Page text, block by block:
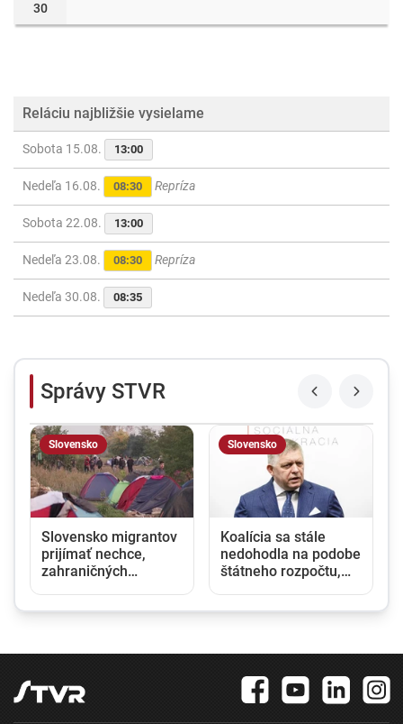
30
Reláciu najbližšie vysielame
Sobota 15.08. 13:00
Nedeľa 16.08. 08:30 Repríza
Sobota 22.08. 13:00
Nedeľa 23.08. 08:30 Repríza
Nedeľa 30.08. 08:35
Správy STVR
Slovensko
Slovensko migrantov
prijímať nechce,
zahraničných
Slovensko
Koalícia sa stále
nedohodla na podobe
štátneho rozpočtu,